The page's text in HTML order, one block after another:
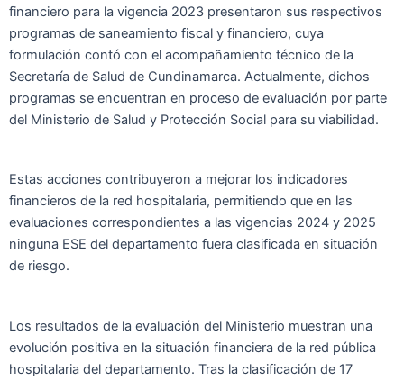
financiero para la vigencia 2023 presentaron sus respectivos
programas de saneamiento fiscal y financiero, cuya
formulación contó con el acompañamiento técnico de la
Secretaría de Salud de Cundinamarca. Actualmente, dichos
programas se encuentran en proceso de evaluación por parte
del Ministerio de Salud y Protección Social para su viabilidad.
Estas acciones contribuyeron a mejorar los indicadores
financieros de la red hospitalaria, permitiendo que en las
evaluaciones correspondientes a las vigencias 2024 y 2025
ninguna ESE del departamento fuera clasificada en situación
de riesgo.
Los resultados de la evaluación del Ministerio muestran una
evolución positiva en la situación financiera de la red pública
hospitalaria del departamento. Tras la clasificación de 17